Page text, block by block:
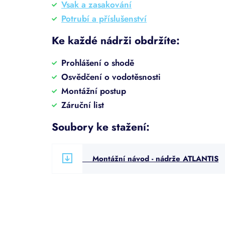
Vsak a zasakování
Potrubí a příslušenství
Ke každé nádrži obdržíte:
Prohlášení o shodě
Osvědčení o vodotěsnosti
Montážní postup
Záruční list
Soubory ke stažení:
Montážní návod - nádrže ATLANTIS